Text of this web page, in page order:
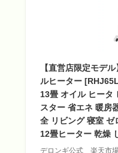
【直営店限定モデ
ルヒーター
13畳 オイル ヒータ
スター 省エネ 暖房
全 リビング 寝室 ゼ
12畳ヒーター 乾燥
デロンギ公式 楽天市